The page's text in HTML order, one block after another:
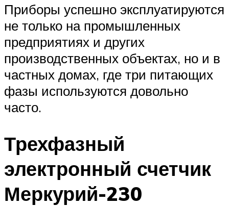
Приборы успешно эксплуатируются
не только на промышленных
предприятиях и других
производственных объектах, но и в
частных домах, где три питающих
фазы используются довольно
часто.
Трехфазный
электронный счетчик
Меркурий-230